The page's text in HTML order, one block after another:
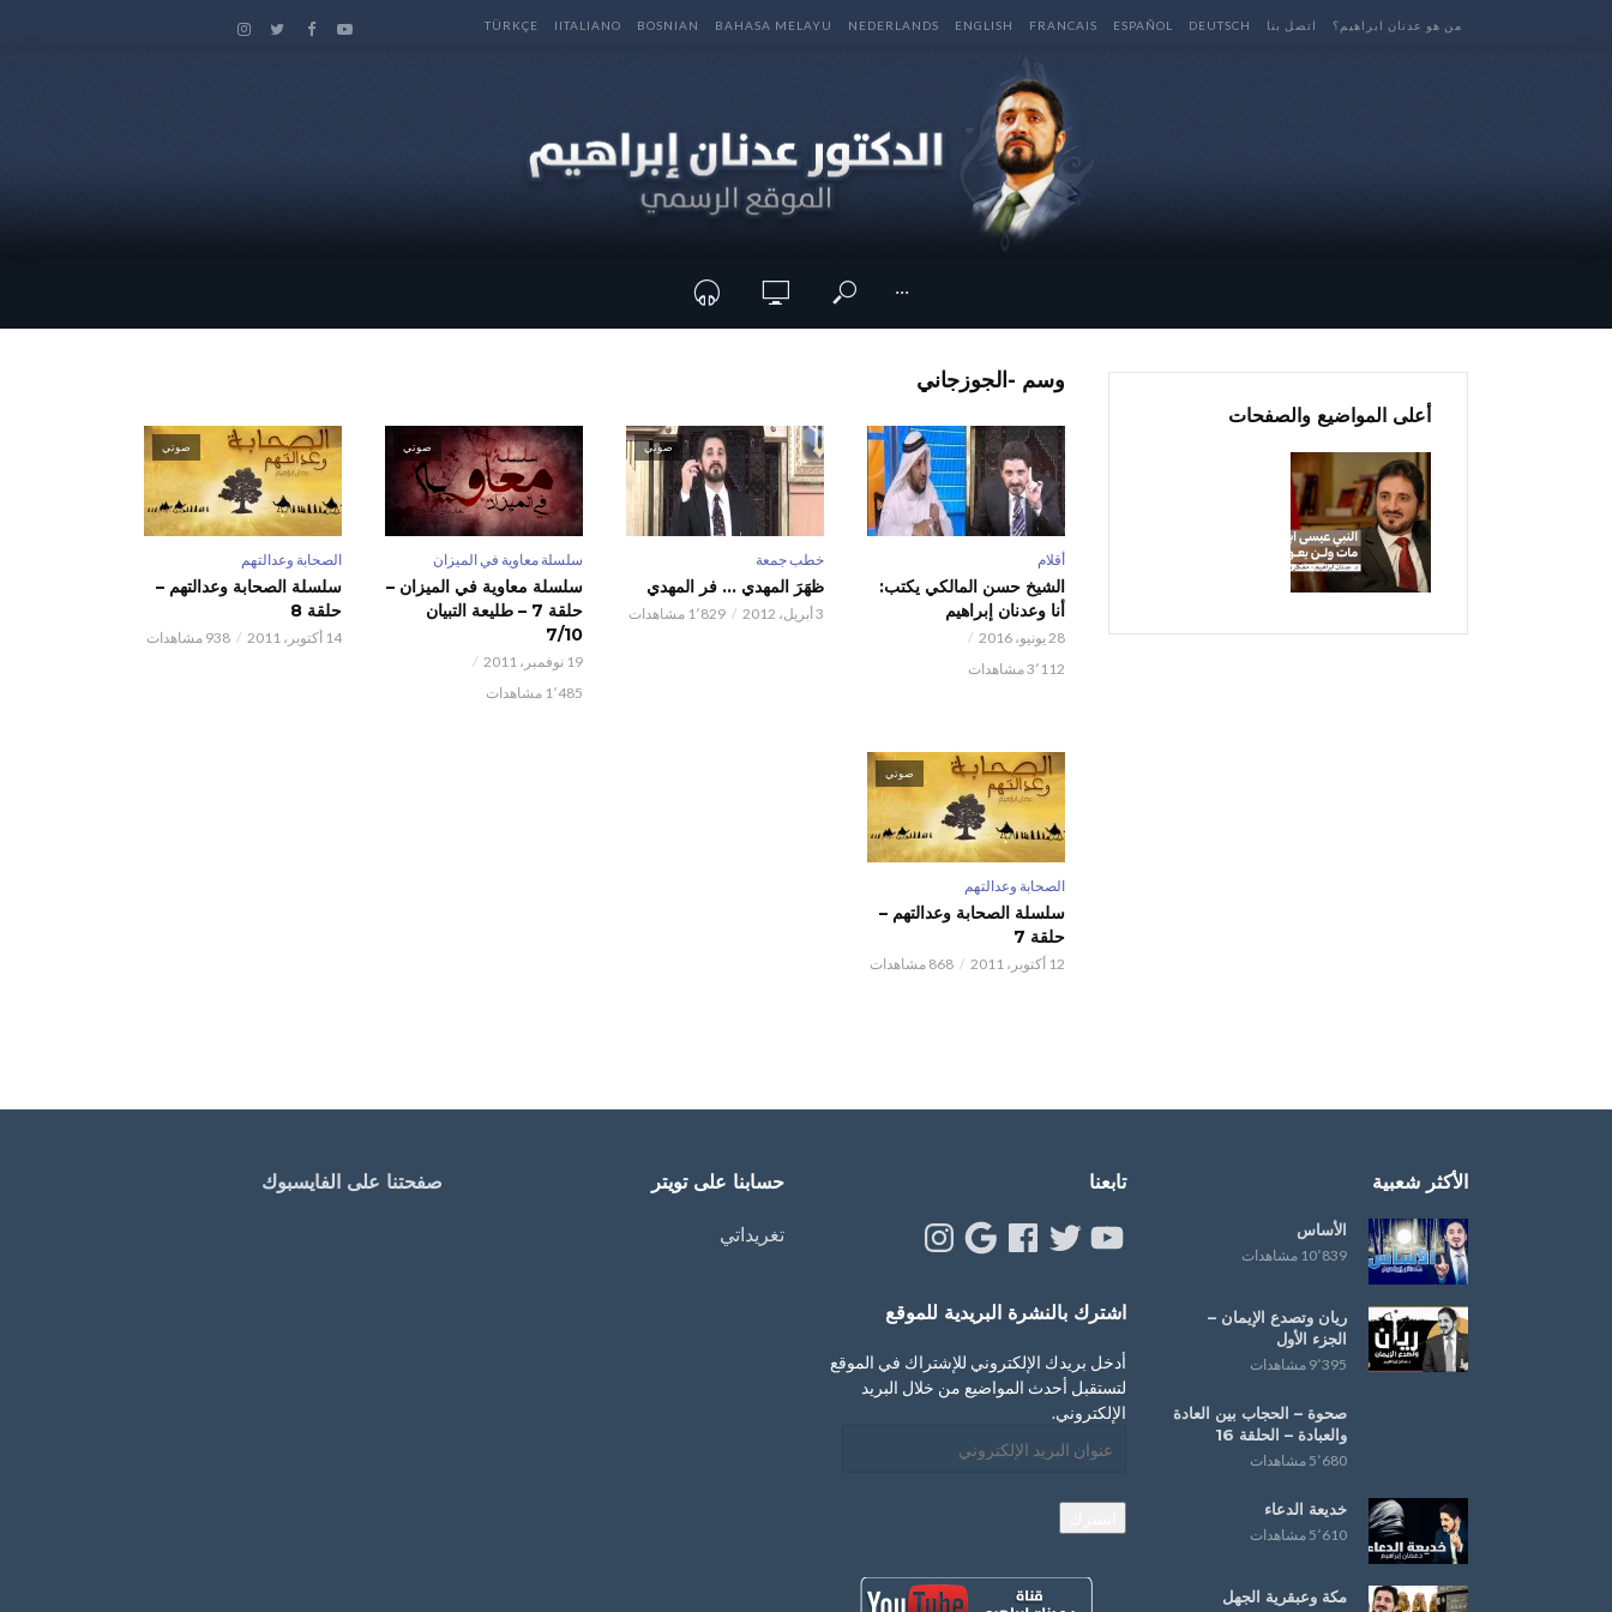
من هو عدنان ابراهيم؟ اتصل بنا DEUTSCH
ESPAÑOL
FRANCAIS
ENGLISH
NEDERLANDS
BAHASA MELAYU
BOSNIAN
IITALIANO
TÜRKÇE
···
وسم -الجوزجاني
أقلام
الشيخ حسن المالكي يكتب:
أنا وعدنان إبراهيم
28 يونيو، 2016
3٬112 مشاهدات
صوتي
خطب جمعة
ظهَرَ المهدي … فر المهدي
3 أبريل، 2012 1٬829 مشاهدات
صوتي
سلسلة معاوية في الميزان
سلسلة معاوية في الميزان –
حلقة 7 – طليعة التبيان
7/10
19 نوفمبر، 2011
1٬485 مشاهدات
صوتي
الصحابة وعدالتهم
سلسلة الصحابة وعدالتهم –
حلقة 8
14 أكتوبر، 2011 938 مشاهدات
صوتي
الصحابة وعدالتهم
سلسلة الصحابة وعدالتهم –
حلقة 7
12 أكتوبر، 2011 868 مشاهدات
أعلى المواضيع والصفحات
الأكثر شعبية
الأساس
10٬839 مشاهدات
ريان وتصدع الإيمان –
الجزء الأول
9٬395 مشاهدات
صحوة – ‏الحجاب‬ بين العادة
و‫‏العبادة‬ – الحلقة 16
5٬680 مشاهدات
خديعة الدعاء
5٬610 مشاهدات
مكة وعبقرية الجهل
تابعنا
YouTube
Twitter
Facebook
Google
Instagram
اشترك بالنشرة البريدية للموقع
أدخل بريدك الإلكتروني للإشتراك في الموقع
لتستقبل أحدث المواضيع من خلال البريد
الإلكتروني.
البريد
حسابنا على تويتر
تغريداتي
صفحتنا على الفايسبوك